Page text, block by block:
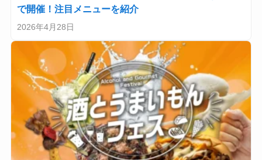
で開催！注目メニューを紹介
2026年4月28日